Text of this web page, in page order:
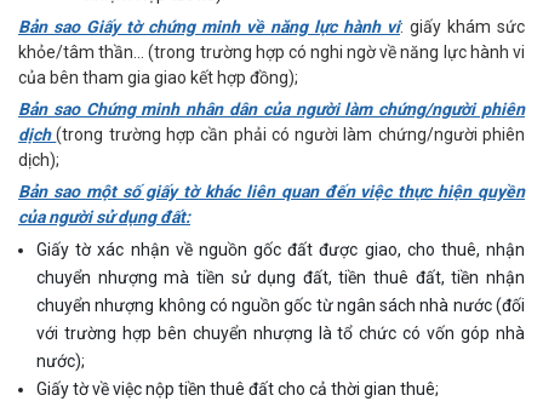
Bản sao Giấy tờ chứng minh về năng lực hành vi: giấy khám sức
khỏe/tâm thần… (trong trường hợp có nghi ngờ về năng lực hành vi
của bên tham gia giao kết hợp đồng);
Bản sao Chứng minh nhân dân của người làm chứng/người phiên
dịch(trong trường hợp cần phải có người làm chứng/người phiên
dịch);
Bản sao một số giấy tờ khác liên quan đến việc thực hiện quyền
của người sử dụng đất:
Giấy tờ xác nhận về nguồn gốc đất được giao, cho thuê, nhận
chuyển nhượng mà tiền sử dụng đất, tiền thuê đất, tiền nhận
chuyển nhượng không có nguồn gốc từ ngân sách nhà nước (đối
với trường hợp bên chuyển nhượng là tổ chức có vốn góp nhà
nước);
Giấy tờ về việc nộp tiền thuê đất cho cả thời gian thuê;